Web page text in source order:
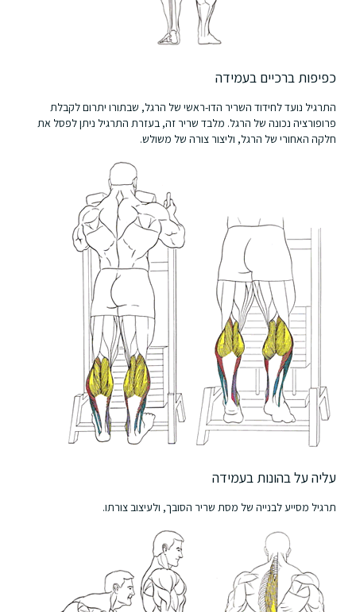
כפיפות ברכיים בעמידה
התרגיל נועד לחידוד השריר הדו-ראשי של הרגל, שבתורו יתרום לקבלת
פרופורציה נכונה של הרגל. מלבד שריר זה, בעזרת התרגיל ניתן לפסל את
חלקה האחורי של הרגל, וליצור צורה של משולש.
עליה על בהונות בעמידה
תרגיל מסייע לבנייה של מסת שריר הסובך, ולעיצוב צורתו.